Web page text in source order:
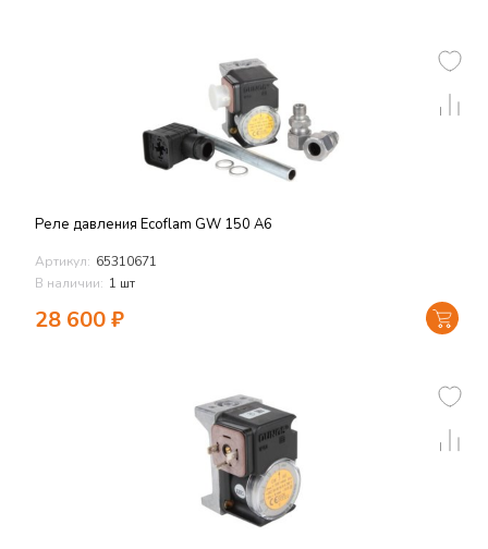
Реле давления Ecoflam GW 150 A6
Артикул: 65310671
В наличии: 1 шт
28 600₽